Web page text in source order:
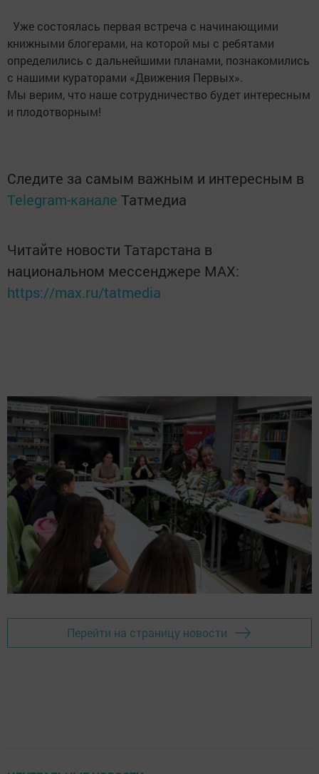
Уже состоялась первая встреча с начинающими
книжными блогерами, на которой мы с ребятами
определились с дальнейшими планами, познакомились
с нашими кураторами «Движения Первых».
Мы верим, что наше сотрудничество будет интересным
и плодотворным!
Следите за самым важным и интересным в
Telegram-канале Татмедиа
Читайте новости Татарстана в
национальном мессенджере MАХ:
https://max.ru/tatmedia
Перейти на страницу новости